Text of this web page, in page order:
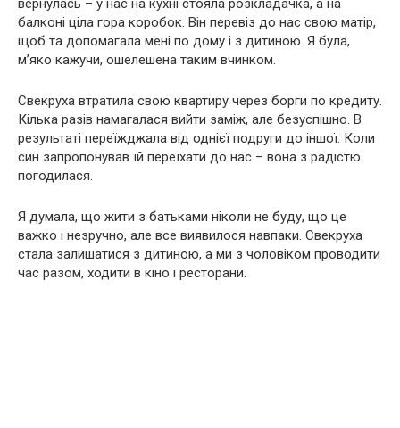
вернулась – у нас на кухні стояла розкладачка, а на
балконі ціла гора коробок. Він перевіз до нас свою матір,
щоб та допомагала мені по дому і з дитиною. Я була,
м’яко кажучи, ошелешена таким вчинком.
Свекруха втратила свою квартиру через борги по кредиту.
Кілька разів намагалася вийти заміж, але безуспішно. В
результаті переїжджала від однієї подруги до іншої. Коли
син запропонував їй переїхати до нас – вона з радістю
погодилася.
Я думала, що жити з батьками ніколи не буду, що це
важко і незручно, але все виявилося навпаки. Свекруха
стала залишатися з дитиною, а ми з чоловіком проводити
час разом, ходити в кіно і ресторани.